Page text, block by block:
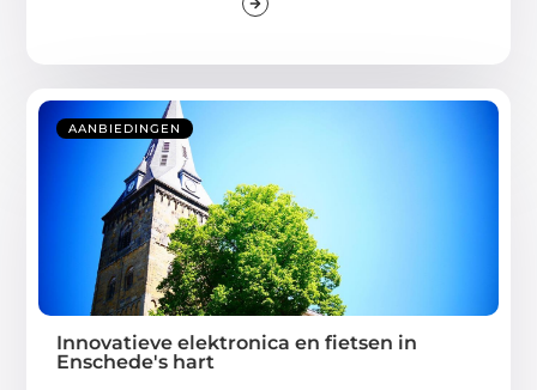
AANBIEDINGEN
Innovatieve elektronica en fietsen in
Enschede's hart